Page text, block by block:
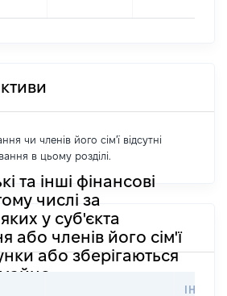
чи членів його сім'ї відсутні
в цьому розділі.
та інші фінансові
числі за
у суб'єкта
або членів його сім'ї
або зберігаються